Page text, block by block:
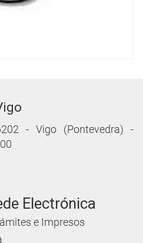
- Vigo (Pontevedra) -
Electrónica
e Impresos